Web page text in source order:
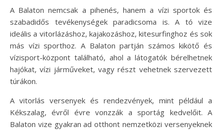
A Balaton nemcsak a pihenés, hanem a vízi sportok és
szabadidős tevékenységek paradicsoma is. A tó vize
ideális a vitorlázáshoz, kajakozáshoz, kitesurfinghoz és sok
más vízi sporthoz. A Balaton partján számos kikötő és
vízisport-központ található, ahol a látogatók bérelhetnek
hajókat, vízi járműveket, vagy részt vehetnek szervezett
túrákon.
A vitorlás versenyek és rendezvények, mint például a
Kékszalag, évről évre vonzzák a sportág kedvelőit. A
Balaton vize gyakran ad otthont nemzetközi versenyeknek